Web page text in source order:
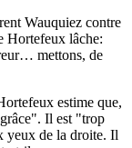
Wauquiez contre
Hortefeux lâche:
mettons, de
estime que,
Il est "trop
yeux de la droite. Il